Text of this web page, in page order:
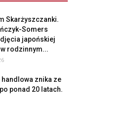
Skarżyszczanki.
Somers
japońskiej
rodzinnym...
handlowa znika ze
ponad 20 latach.